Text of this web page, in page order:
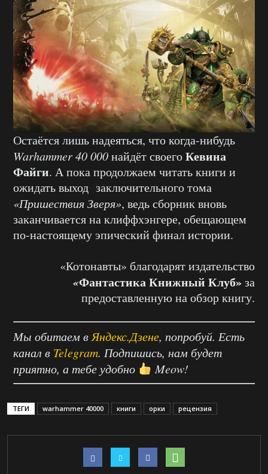
Остаётся лишь надеяться, что когда-нибудь
Warhammer 40 000найдёт своегоКевина
Файги. А пока продолжаем читать книги и
ожидать выход заключительного тома
«Пришествия Зверя», ведь сборник вновь
заканчивается на клиффхэнгере, обещающем
по-настоящему эпический финал истории.
«Котонавты» благодарят издательство
«Фантастика Книжный Клуб»за
предоставленную на обзор книгу.
Мы обитаем вЯндекс.Дзене, попробуй. Есть
канал в Telegram. Подпишись, нам будет
приятно, а тебе удобно
Meow!
ТЕГИ warhammer 40000 книги орки рецензия